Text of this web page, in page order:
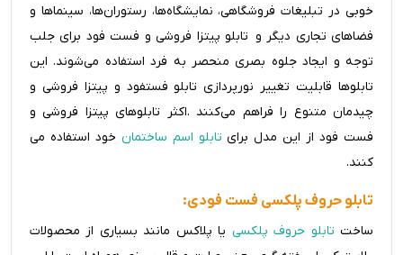
خوبی در تبلیغات فروشگاهی، نمایشگاه‌ها، رستوران‌ها، سینماها و
فضاهای تجاری دیگر و تابلو پیتزا فروشی و فست فود برای جلب
توجه و ایجاد جلوه بصری منحصر به فرد استفاده می‌شوند. این
تابلوها قابلیت تغییر نورپردازی تابلو فستفود و پیتزا فروشی و
چیدمان متنوع را فراهم می‌کنند .اکثر تابلوهای پیتزا فروشی و
فست فود از این مدل برای تابلو اسم ساختمان خود استفاده می
کنند.
تابلو حروف پلکسی فست فودی:
ساخت تابلو حروف پلکسی یا پلاکس مانند بسیاری از محصولات